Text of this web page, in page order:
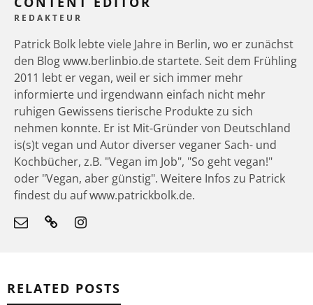
REDAKTEUR
Patrick Bolk lebte viele Jahre in Berlin, wo er zunächst
den Blog www.berlinbio.de startete. Seit dem Frühling
2011 lebt er vegan, weil er sich immer mehr
informierte und irgendwann einfach nicht mehr
ruhigen Gewissens tierische Produkte zu sich
nehmen konnte. Er ist Mit-Gründer von Deutschland
is(s)t vegan und Autor diverser veganer Sach- und
Kochbücher, z.B. "Vegan im Job", "So geht vegan!"
oder "Vegan, aber günstig". Weitere Infos zu Patrick
findest du auf www.patrickbolk.de.
RELATED POSTS